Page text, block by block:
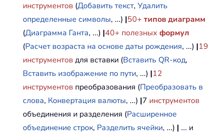
инструментов (Добавить текст, Удалить
определенные символы, ...) |50+ типов диаграмм
(Диаграмма Ганта, ...) |40+ полезных формул
(Расчет возраста на основе даты рождения, ...) |19
инструментов для вставки (Вставить QR-код,
Вставить изображение по пути, ...) |12
инструментов преобразования (Преобразовать в
слова, Конвертация валюты, ...) |7 инструментов
объединения и разделения (Расширенное
объединение строк, Разделить ячейки, ...) | ... и